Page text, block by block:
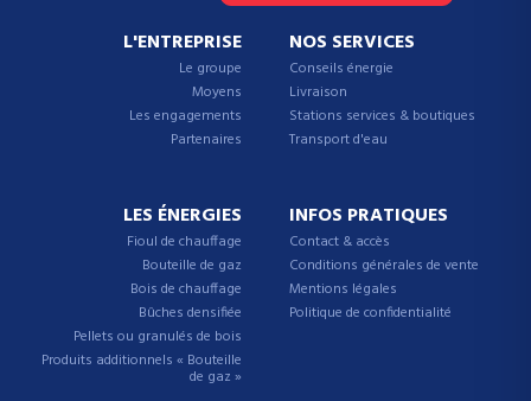
L'ENTREPRISE
Le groupe
Moyens
Les engagements
Partenaires
NOS SERVICES
Conseils énergie
Livraison
Stations services & boutiques
Transport d'eau
LES ÉNERGIES
Fioul de chauffage
Bouteille de gaz
Bois de chauffage
Bûches densifiée
Pellets ou granulés de bois
Produits additionnels « Bouteille
de gaz »
INFOS PRATIQUES
Contact & accès
Conditions générales de vente
Mentions légales
Politique de confidentialité